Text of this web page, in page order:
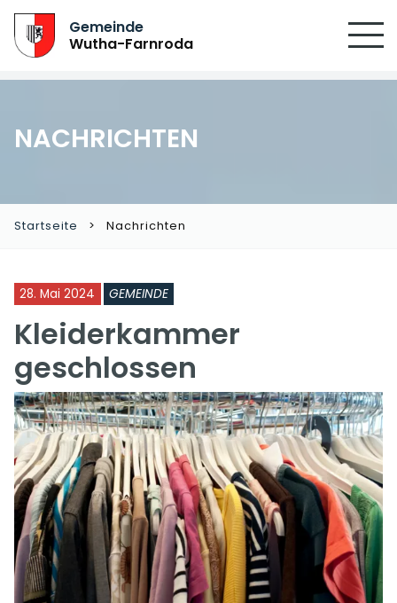
Gemeinde
Wutha-Farnroda
NACHRICHTEN
Startseite Nachrichten
28. Mai 2024 GEMEINDE
Kleiderkammer
geschlossen